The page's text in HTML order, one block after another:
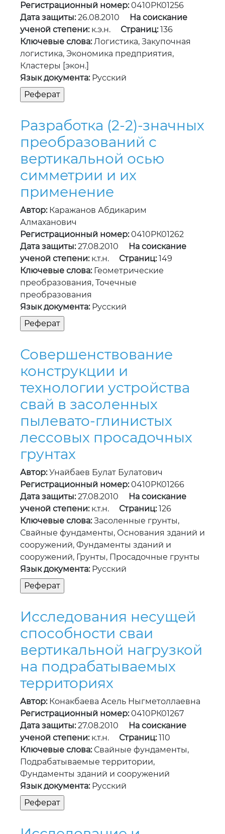
Регистрационный номер:0410РК01256
Дата защиты:26.08.2010
На соискание
ученой степени:к.э.н. Страниц:136
Ключевые слова:Логистика, Закупочная
логистика, Экономика предприятия,
Кластеры [экон.]
Язык документа:Русский
Разработка (2-2)-значных
преобразований с
вертикальной осью
симметрии и их
применение
Автор:Каражанов Абдикарим
Алмаханович
Регистрационный номер:0410РК01262
Дата защиты:27.08.2010
На соискание
ученой степени:к.т.н. Страниц:149
Ключевые слова:Геометрические
преобразования, Точечные
преобразования
Язык документа:Русский
Совершенствование
конструкции и
технологии устройства
свай в засоленных
пылевато-глинистых
лессовых просадочных
грунтах
Автор:Унайбаев Булат Булатович
Регистрационный номер:0410РК01266
Дата защиты:27.08.2010
На соискание
ученой степени:к.т.н. Страниц:126
Ключевые слова:Засоленные грунты,
Свайные фундаменты, Основания зданий и
сооружений, Фундаменты зданий и
сооружений, Грунты, Просадочные грунты
Язык документа:Русский
Исследования несущей
способности сваи
вертикальной нагрузкой
на подрабатываемых
территориях
Автор:Конакбаева Асель Ныгметоллаевна
Регистрационный номер:0410РК01267
Дата защиты:27.08.2010
На соискание
ученой степени:к.т.н. Страниц:110
Ключевые слова:Свайные фундаменты,
Подрабатываемые территории,
Фундаменты зданий и сооружений
Язык документа:Русский